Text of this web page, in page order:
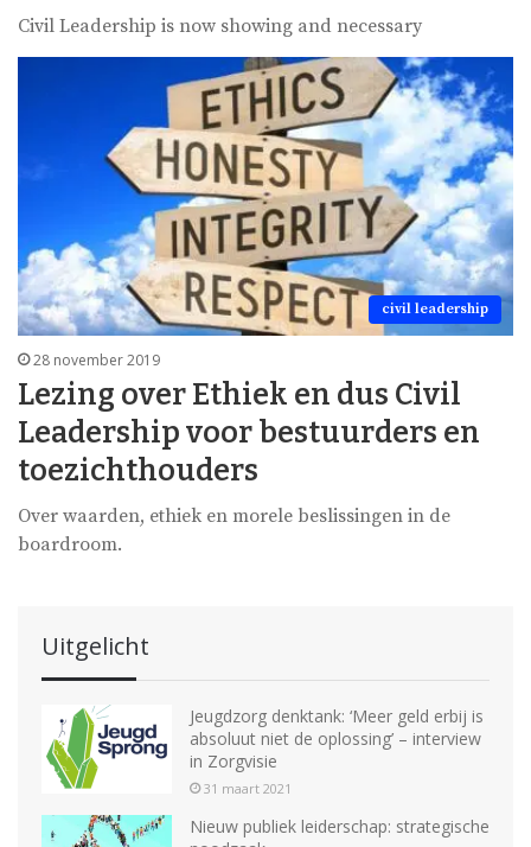
Civil Leadership is now showing and necessary
civil leadership
28 november 2019
Lezing over Ethiek en dus Civil
Leadership voor bestuurders en
toezichthouders
Over waarden, ethiek en morele beslissingen in de
boardroom.
Uitgelicht
Jeugdzorg denktank: ‘Meer geld erbij is
absoluut niet de oplossing’ – interview
in Zorgvisie
31 maart 2021
Nieuw publiek leiderschap: strategische